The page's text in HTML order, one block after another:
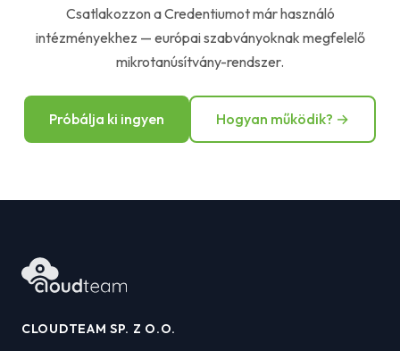
Csatlakozzon a Credentiumot már használó
intézményekhez — európai szabványoknak megfelelő
mikrotanúsítvány-rendszer.
Próbálja ki ingyen Hogyan működik? →
CLOUDTEAM SP. Z O.O.